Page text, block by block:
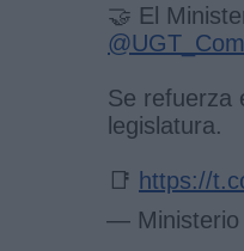
🤝 El
Se refuerza
legislatura.
📑 https://
— Ministerio